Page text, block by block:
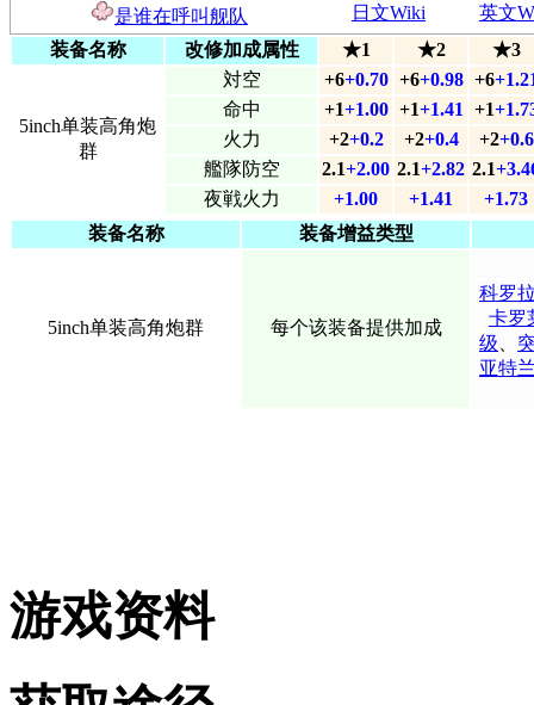
是谁在呼叫舰队
日文Wiki
英文
装备名称
改修加成属性 ★1 ★2 ★3
5inch单装高角炮
群
対空 +6+0.70 +6+0.98 +6
命中
+1+1.00 +1+1.41 +1
火力
+2+0.2 +2+0.4 +2+0.6
艦隊防空
2.1+2.00 2.1+2.82 2.1
夜戦火力
+1.00 +1.41
+1.73
装备名称
装备增益类型
5inch单装高角炮群 每个该装备提供加成
科罗
卡罗
级
亚特
游戏资料